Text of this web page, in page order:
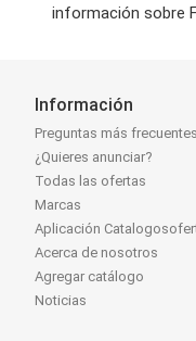
información sobre
Información
Preguntas más frecuentes
¿Quieres anunciar?
Todas las ofertas
Marcas
Aplicación
Acerca de nosotros
Agregar catálogo
Noticias